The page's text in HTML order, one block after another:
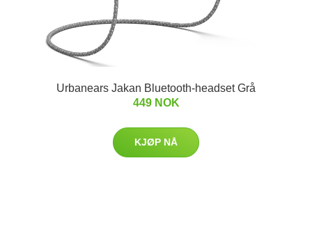
Urbanears Jakan Bluetooth-headset Grå
449 NOK
KJØP NÅ